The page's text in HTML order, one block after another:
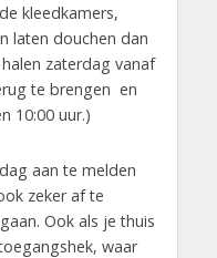
kleedkamers,
laten douchen dan
zaterdag vanaf
te brengen en
10:00 uur.)
aan te melden
zeker af te
Ook als je thuis
waar